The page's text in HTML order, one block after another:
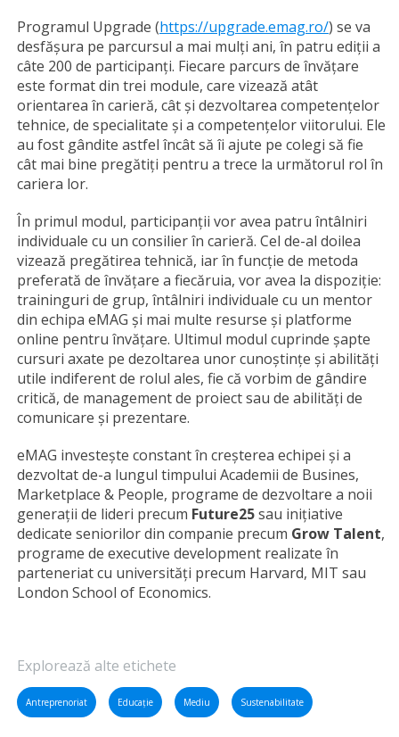
Programul Upgrade (https://upgrade.emag.ro/) se va
desfășura pe parcursul a mai mulți ani, în patru ediții a
câte 200 de participanți. Fiecare parcurs de învățare
este format din trei module, care vizează atât
orientarea în carieră, cât și dezvoltarea competențelor
tehnice, de specialitate și a competențelor viitorului. Ele
au fost gândite astfel încât să îi ajute pe colegi să fie
cât mai bine pregătiți pentru a trece la următorul rol în
cariera lor.
În primul modul, participanții vor avea patru întâlniri
individuale cu un consilier în carieră. Cel de-al doilea
vizează pregătirea tehnică, iar în funcție de metoda
preferată de învățare a fiecăruia, vor avea la dispoziție:
traininguri de grup, întâlniri individuale cu un mentor
din echipa eMAG și mai multe resurse și platforme
online pentru învățare. Ultimul modul cuprinde șapte
cursuri axate pe dezoltarea unor cunoștințe și abilități
utile indiferent de rolul ales, fie că vorbim de gândire
critică, de management de proiect sau de abilități de
comunicare și prezentare.
eMAG investește constant în creșterea echipei și a
dezvoltat de-a lungul timpului Academii de Busines,
Marketplace & People, programe de dezvoltare a noii
generații de lideri precum Future25sau inițiative
dedicate seniorilor din companie precum Grow Talent,
programe de executive development realizate în
parteneriat cu universități precum Harvard, MIT sau
London School of Economics.
Explorează alte etichete
Antreprenoriat Educație Mediu Sustenabilitate